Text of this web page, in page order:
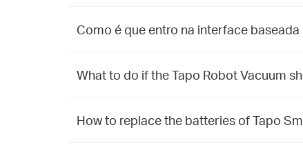
Como é que entro na interface
What to do if the Tapo Robot Vacuum
How to replace the batteries of Tapo